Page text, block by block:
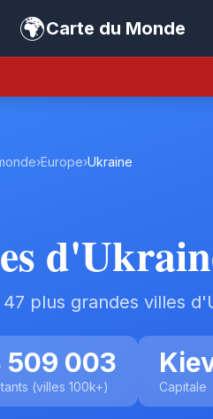
🌍Carte du Monde
›Europe›Ukraine
plus grandes villes
509 003
(villes 100k+) Capitale